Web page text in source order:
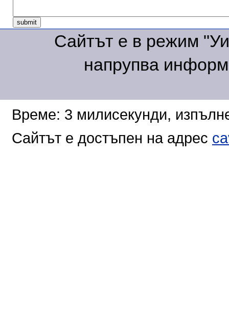
Сайтът е в режим
напрупва
Време: 3 милисекунди,
Сайтът е достъпен на адрес